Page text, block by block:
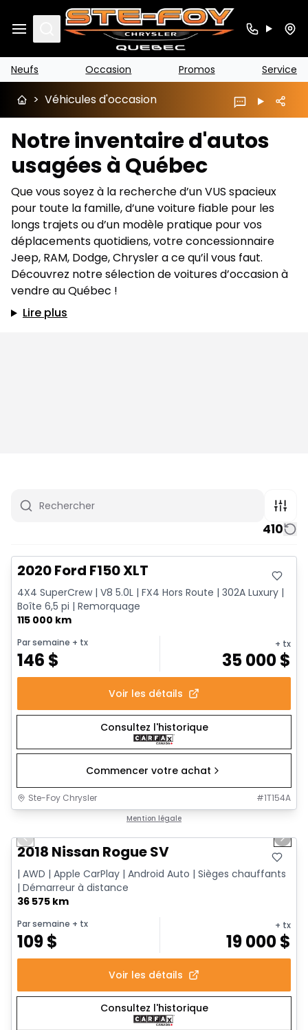
Search
Neufs Occasion Promos Service
> Véhicules d'occasion
Notre inventaire d'autos
usagées à Québec
Que vous soyez à la recherche d’un VUS spacieux
pour toute la famille, d’une voiture fiable pour les
longs trajets ou d’un modèle pratique pour vos
déplacements quotidiens, votre concessionnaire
Jeep, RAM, Dodge, Chrysler a ce qu’il vous faut.
Découvrez notre sélection de voitures d’occasion à
vendre au Québec !
Lire plus
410
2020 Ford F150 XLT
4X4 SuperCrew | V8 5.0L | FX4 Hors Route | 302A Luxury |
Boîte 6,5 pi | Remorquage
115 000 km
Par semaine + tx
146 $
+ tx
35 000$
Voir les détails
Consultez l'historique
Commencer votre achat
Ste-Foy Chrysler #1T154A
Mention légale
Previous slide Next
2018 Nissan Rogue SV
| AWD | Apple CarPlay | Android Auto | Sièges chauffants
| Démarreur à distance
36 575 km
Par semaine + tx
109$
+ tx
19 000$
Voir les détails
Consultez l'historique